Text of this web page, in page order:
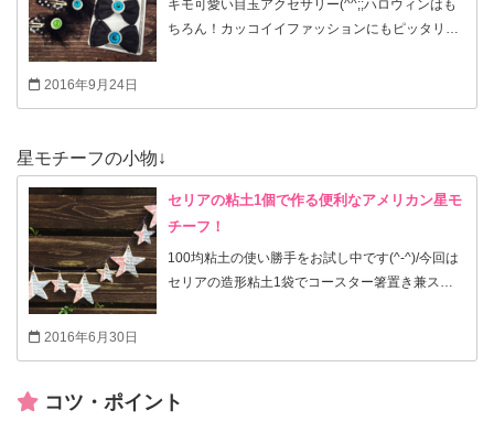
キモ可愛い目玉アクセサリー(^^;;ハロウィンはも
ちろん！カッコイイファッションにもピッタリで
2016年9月24日
星モチーフの小物↓
セリアの粘土1個で作る便利なアメリカン星モ
チーフ！
100均粘土の使い勝手をお試し中です(^-^)/今回は
セリアの造形粘土1袋でコースター箸置き兼スタ
2016年6月30日
コツ・ポイント